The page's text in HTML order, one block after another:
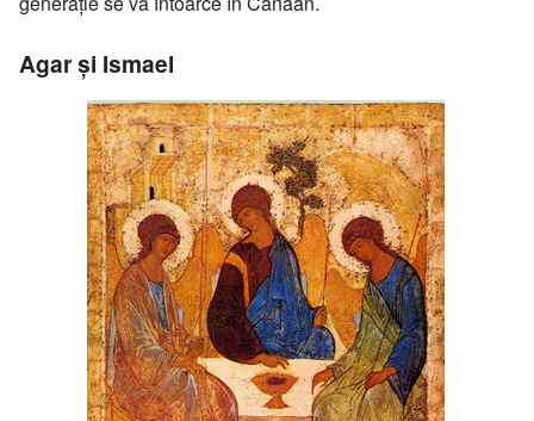
Agar şi Ismael